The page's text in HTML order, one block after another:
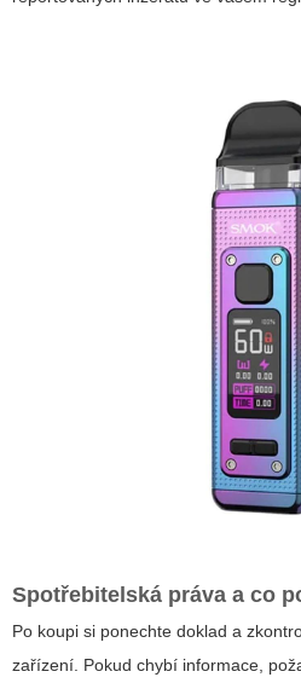
Spotřebitelská práva a co
Po koupi si ponechte doklad a
zařízení. Pokud chybí informace,